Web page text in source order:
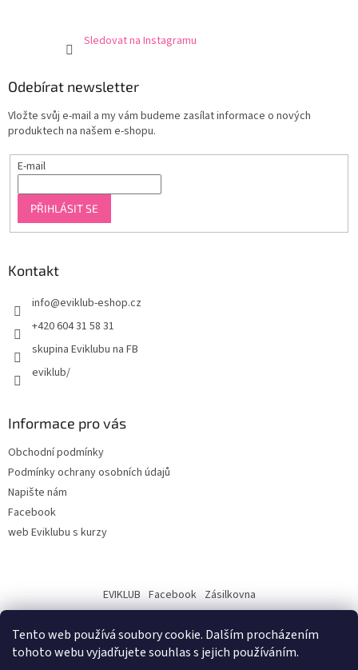
Tento web používá soubory cookie. Dalším procházením
tohoto webu vyjadřujete souhlas s jejich používáním.
Sledovat na Instagramu
Odebírat newsletter
Vložte svůj e-mail a my vám budeme zasílat informace o nových
produktech na našem e-shopu.
E-mail
PŘIHLÁSIT SE
Kontakt
info@eviklub-eshop.cz
+420 604 31 58 31
skupina Eviklubu na FB
eviklub/
Informace pro vás
Obchodní podmínky
Podmínky ochrany osobních údajů
Napište nám
Facebook
web Eviklubu s kurzy
EVIKLUB Facebook Zásilkovna